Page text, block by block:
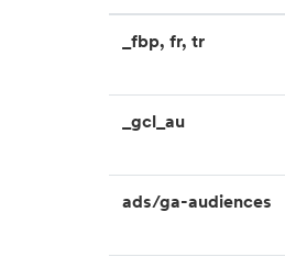
_fbp, fr, tr
_gcl_au
ads/ga-audiences